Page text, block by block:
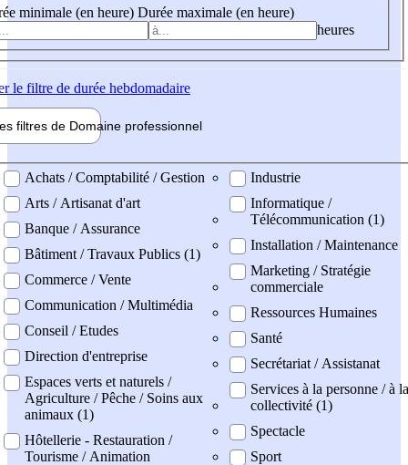
minimale (en heure) Durée maximale (en heure)
heures
le filtre de durée hebdomadaire
filtres de Domaine professionnel
professionel
Achats / Comptabilité / Gestion
Arts / Artisanat d'art
Banque / Assurance
Bâtiment / Travaux Publics (1)
Commerce / Vente
Communication / Multimédia
Conseil / Etudes
Direction d'entreprise
Espaces verts et naturels /
Agriculture / Pêche / Soins aux
animaux (1)
Hôtellerie - Restauration /
Tourisme / Animation
Industrie
Informatique /
Télécommunication (1)
Installation / Maintenance
Marketing / Stratégie
commerciale
Ressources Humaines
Santé
Secrétariat / Assistanat
Services à la personne / à la
collectivité (1)
Spectacle
Sport